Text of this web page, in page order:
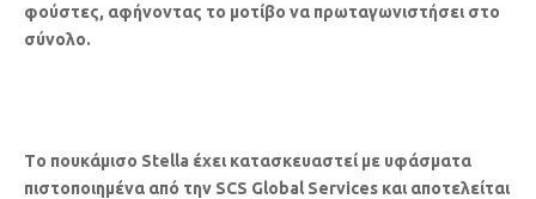
φούστες, αφήνοντας το μοτίβο να πρωταγωνιστήσει στο
σύνολο.
Tο πουκάμισο Stella έχει κατασκευαστεί με υφάσματα
πιστοποιημένα από την SCS Global Services και αποτελείται